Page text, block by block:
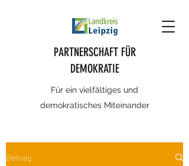
PARTNERSCHAFT FÜR
DEMOKRATIE
Für ein vielfältiges und
demokratisches Miteinander
Beitrag